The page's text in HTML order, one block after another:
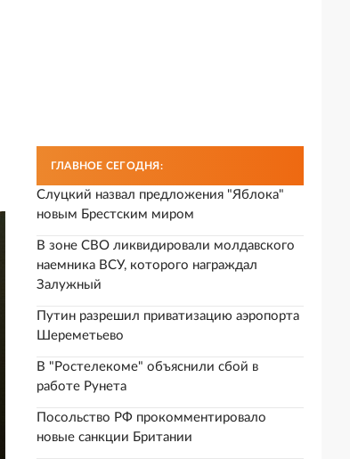
ГЛАВНОЕ СЕГОДНЯ:
Слуцкий назвал предложения "Яблока"
новым Брестским миром
В зоне СВО ликвидировали молдавского
наемника ВСУ, которого награждал
Залужный
Путин разрешил приватизацию аэропорта
Шереметьево
В "Ростелекоме" объяснили сбой в
работе Рунета
Посольство РФ прокомментировало
новые санкции Британии